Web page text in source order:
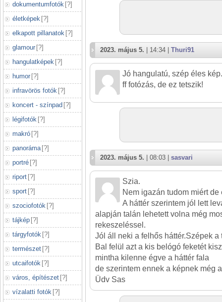
dokumentumfotók [?]
életképek [?]
elkapott pillanatok [?]
glamour [?]
hangulatképek [?]
humor [?]
infravörös fotók [?]
koncert - színpad [?]
légifotók [?]
makró [?]
panoráma [?]
portré [?]
riport [?]
sport [?]
szociofotók [?]
tájkép [?]
tárgyfotók [?]
természet [?]
utcaifotók [?]
város, építészet [?]
vízalatti fotók [?]
2023. május 5. | 14:34 | Thuri91
Jó hangulatú, szép éles
ff fotózás, de ez tetszik!
2023. május 5. | 08:03 | sasvari
Szia.
Nem igazán tudom miért de
A háttér szerintem jól lett
alapján talán lehetett volna még
rekeszeléssel.
Jól áll neki a felhős háttér.Szépek a
Bal felül azt a kis belógó feketét
mintha kilenne égve a háttér fala
de szerintem ennek a képnek még
Üdv Sas